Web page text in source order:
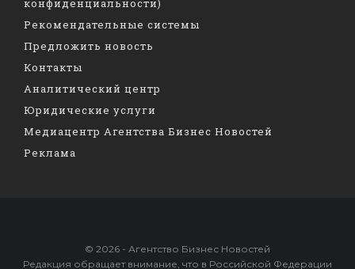
конфиденциальности)
Рекомендательные системы
Предложить новость
Контакты
Аналитический центр
Юридические услуги
Медиацентр Агентства Бизнес Новостей
Реклама
© 2026 - Агентство Бизнес Новостей
Редакция обращает внимание, что в Российской Федерации